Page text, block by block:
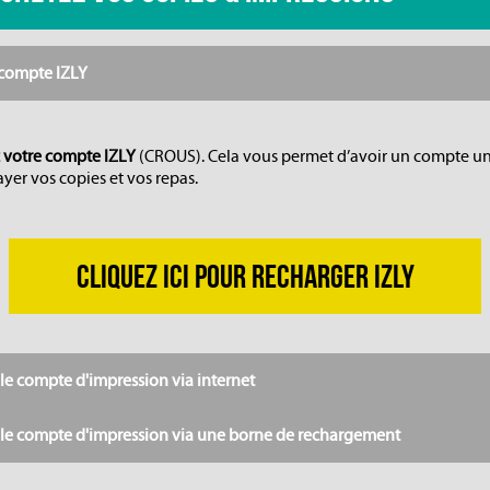
IZLY
compte IZLY(CROUS). Cela vous permet d’avoir un compte
vos copies et vos repas.
CLIQUEZ ICI POUR RECHARGER IZLY
compte d'impression via internet
compte d'impression via une borne de rechargement